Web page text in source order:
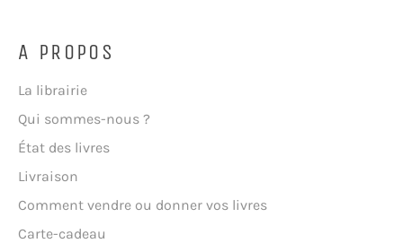
A PROPOS
La librairie
Qui sommes-nous ?
État des livres
Livraison
Comment vendre ou donner vos livres
Carte-cadeau